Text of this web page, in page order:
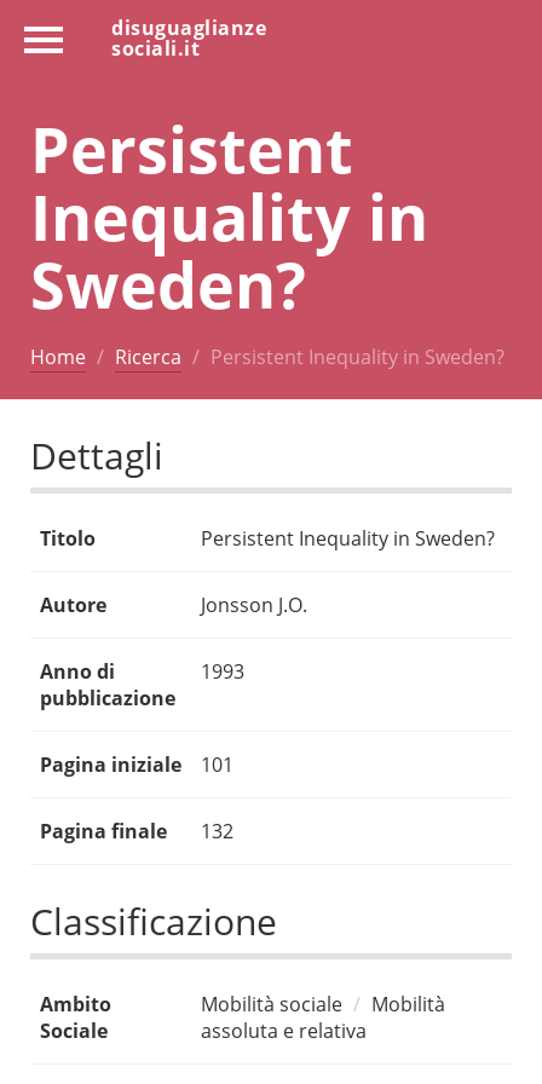
disuguaglianze
sociali.it
Persistent
Inequality in
Sweden?
Home Ricerca Persistent Inequality in Sweden?
Dettagli
Titolo Persistent Inequality in Sweden?
Autore Jonsson J.O.
Anno di
pubblicazione
1993
Pagina iniziale 101
Pagina finale 132
Classificazione
Ambito
Sociale
Mobilità sociale
Mobilità
assoluta e relativa